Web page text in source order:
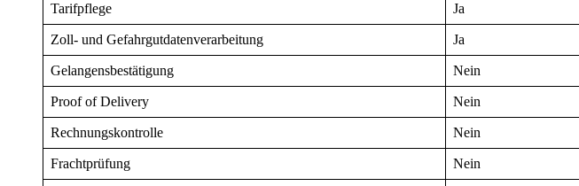
Tarifpflege Ja
Zoll- und Gefahrgutdatenverarbeitung Ja
Gelangensbestätigung Nein
Proof of Delivery Nein
Rechnungskontrolle Nein
Frachtprüfung Nein